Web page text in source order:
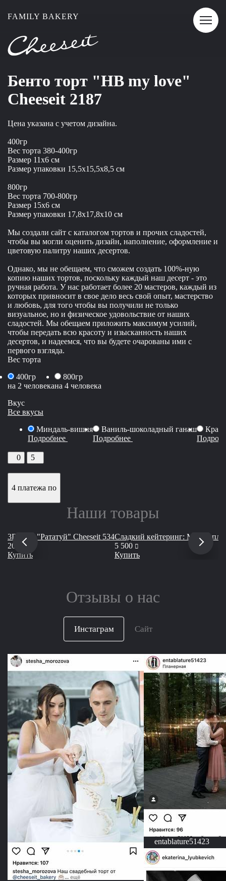
FAMILY BAKERY
Бенто торт "HB my love"
Cheeseit 2187
Цена указана с учетом дизайна.
400гр
Вес торта 380-400гр
Размер 11x6 см
Размер упаковки 15,5x15,5x8,5 см
800гр
Вес торта 700-800гр
Размер 15x6 см
Размер упаковки 17,8x17,8x10 см
Мы создали сайт с каталогом тортов и прочих сладостей,
чтобы вы могли оценить дизайн, наполнение, оформление и
цветовую палитру наших десертов.
Однако, мы не обещаем, что сможем создать 100%-ную
копию наших тортов, поскольку каждый наш десерт - это
ручная работа. У нас работает более 20 мастеров, каждый из
которых привносит в свое дело весь свой опыт, мастерство
и любовь, для того чтобы вы получили не только
визуальное, но и физическое удовольствие от наших
сладостей. Мы обещаем приложить максимум усилий,
чтобы передать всю красоту и изысканность наших
десертов, и надеемся, что вы будете очарованы ими с
первого взгляда.
Вес торта
400гр
на 2 человека
800гр
на 4 человека
Вкус
Все вкусы
Миндаль-вишня
Подробнее
Ваниль-шоколадный ганаш
Подробнее
0 5
4 платежа по
Наши товары
3D торт "Рататуй" Сheeseit 534
20 450
Купить
Сладкий кейтеринг: Макси-
5 500 руб
Купить
Отзывы о нас
Инстаграм Сайт
entablature51423